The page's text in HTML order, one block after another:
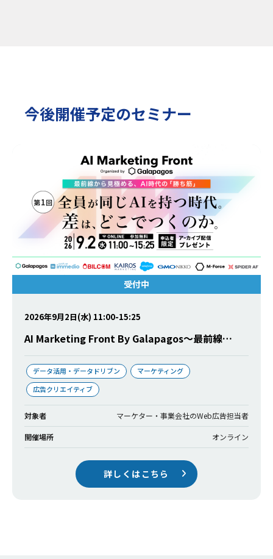
今後開催予定のセミナー
受付中
2026年9月2日(水) 11:00-15:25
AI Marketing Front By Galapagos〜最前線…
データ活用・データドリブン
マーケティング
広告クリエイティブ
対象者 マーケター・事業会社のWeb広告担当者
開催場所 オンライン
詳しくはこちら